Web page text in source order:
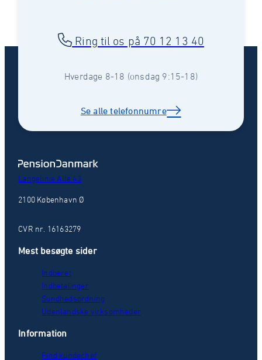
Ring til os på 70 12 13 40
Hverdage 8-18 (onsdag 9:15-18)
Se alle telefonnumre
Langelinie Allé 43
2100 København Ø
CVR nr. 16163279
Mest besøgte sider
Indberet
Indbetalinger
Sundhedsordning
Udenlandske virksomheder
Information
Find kundechef